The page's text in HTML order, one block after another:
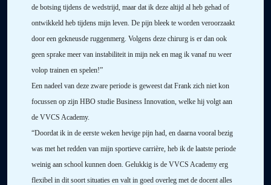
de botsing tijdens de wedstrijd, maar dat ik deze altijd al heb gehad of
ontwikkeld heb tijdens mijn leven. De pijn bleek te worden veroorzaakt
door een gekneusde ruggenmerg. Volgens deze chirurg is er dan ook
geen sprake meer van instabiliteit in mijn nek en mag ik vanaf nu weer
volop trainen en spelen!”
Een nadeel van deze zware periode is geweest dat Frank zich niet kon
focussen op zijn HBO studie Business Innovation, welke hij volgt aan
de VVCS Academy.
“Doordat ik in de eerste weken hevige pijn had, en daarna vooral bezig
was met het redden van mijn sportieve carrière, heb ik de laatste periode
weinig aan school kunnen doen. Gelukkig is de VVCS Academy erg
flexibel in dit soort situaties en valt in goed overleg met de docent alles